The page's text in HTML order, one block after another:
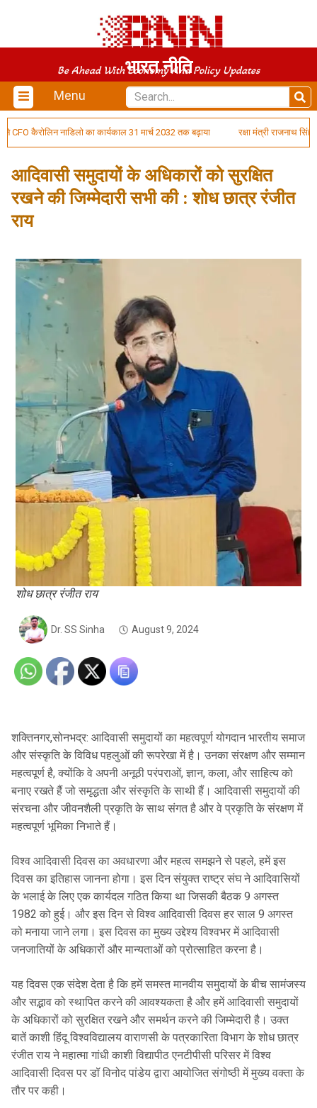
भारत नीति
Be Ahead With Economy And Policy Updates
Menu
नाडिलो का कार्यकाल 31 मार्च 2032 तक बढ़ाया रक्षा मंत्री राजनाथ सिंह ने
आदिवासी समुदायों के अधिकारों को सुरक्षित
रखने की जिम्मेदारी सभी की : शोध छात्र रंजीत
राय
शोध छात्र रंजीत राय
Dr. SS Sinha August 9, 2024
शक्तिनगर,सोनभद्र: आदिवासी समुदायों का महत्वपूर्ण योगदान भारतीय समाज
और संस्कृति के विविध पहलुओं की रूपरेखा में है। उनका संरक्षण और सम्मान
महत्वपूर्ण है, क्योंकि वे अपनी अनूठी परंपराओं, ज्ञान, कला, और साहित्य को
बनाए रखते हैं जो समृद्धता और संस्कृति के साथी हैं। आदिवासी समुदायों की
संरचना और जीवनशैली प्रकृति के साथ संगत है और वे प्रकृति के संरक्षण में
महत्वपूर्ण भूमिका निभाते हैं।
विश्व आदिवासी दिवस का अवधारणा और महत्व समझने से पहले, हमें इस
दिवस का इतिहास जानना होगा। इस दिन संयुक्त राष्ट्र संघ ने आदिवासियों
के भलाई के लिए एक कार्यदल गठित किया था जिसकी बैठक 9 अगस्त
1982 को हुई। और इस दिन से विश्व आदिवासी दिवस हर साल 9 अगस्त
को मनाया जाने लगा। इस दिवस का मुख्य उद्देश्य विश्वभर में आदिवासी
जनजातियों के अधिकारों और मान्यताओं को प्रोत्साहित करना है।
यह दिवस एक संदेश देता है कि हमें समस्त मानवीय समुदायों के बीच सामंजस्य
और सद्भाव को स्थापित करने की आवश्यकता है और हमें आदिवासी समुदायों
के अधिकारों को सुरक्षित रखने और समर्थन करने की जिम्मेदारी है। उक्त
बातें काशी हिंदू विश्वविद्यालय वाराणसी के पत्रकारिता विभाग के शोध छात्र
रंजीत राय ने महात्मा गांधी काशी विद्यापीठ एनटीपीसी परिसर में विश्व
आदिवासी दिवस पर डॉ विनोद पांडेय द्वारा आयोजित संगोष्ठी में मुख्य वक्ता के
तौर पर कही।